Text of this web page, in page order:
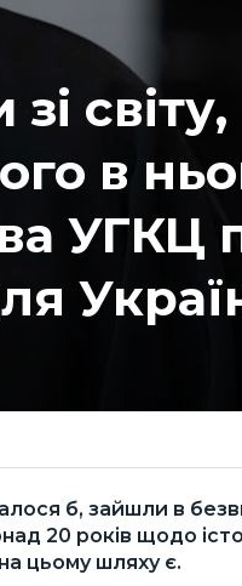
світу,
в
УГКЦ
б, зайшли в
20 років щодо
цьому шляху є.